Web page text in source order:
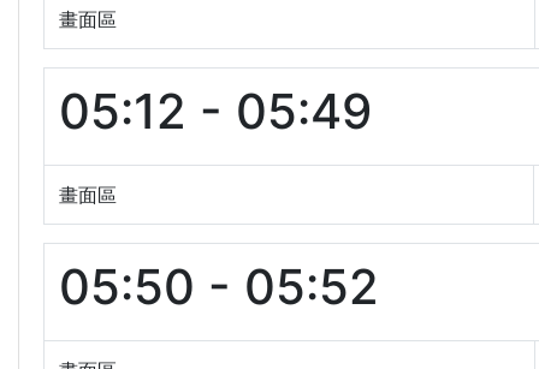
畫面區
05:12 - 05:49
畫面區
05:50 - 05:52